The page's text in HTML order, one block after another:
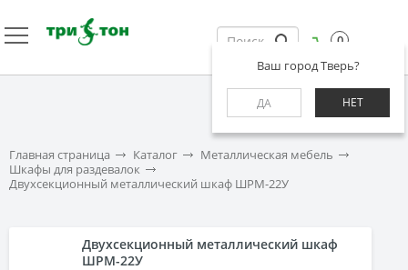
Ваш город Тверь?
ДА НЕТ
0
Главная страница Каталог
Металлическая мебель
Шкафы для раздевалок
Двухсекционный металлический шкаф ШРМ-22У
Двухсекционный металлический шкаф
ШРМ-22У